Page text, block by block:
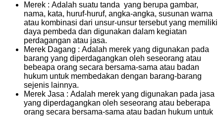
Merek : Adalah suatu tanda yang berupa gambar,
nama, kata, huruf-huruf, angka-angka, susunan warna
atau kombinasi dari unsur-unsur tersebut yang memiliki
daya pembeda dan digunakan dalam kegiatan
perdagangan atau jasa.
Merek Dagang : Adalah merek yang digunakan pada
barang yang diperdagangkan oleh seseorang atau
bebeapa orang secara bersama-sama atau badan
hukum untuk membedakan dengan barang-barang
sejenis lainnya.
Merek Jasa : Adalah merek yang digunakan pada jasa
yang diperdagangkan oleh seseorang atau beberapa
orang secara bersama-sama atau badan hukum untuk